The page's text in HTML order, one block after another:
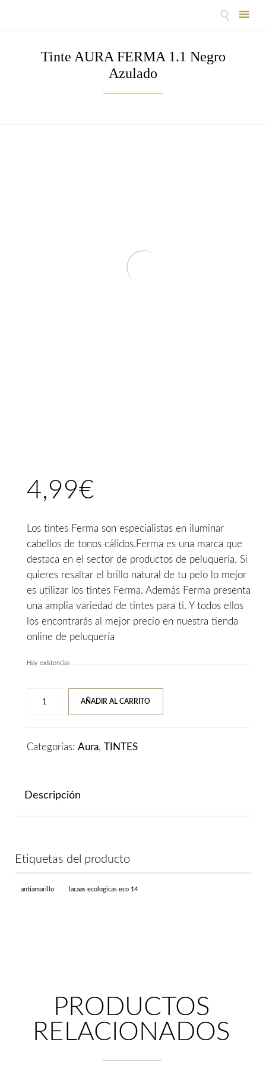

Tinte AURA FERMA 1.1 Negro
Azulado
4,99€
Los tintes Ferma son especialistas en iluminar
cabellos de tonos cálidos.Ferma es una marca que
destaca en el sector de productos de peluquería. Si
quieres resaltar el brillo natural de tu pelo lo mejor
es utilizar los tintes Ferma. Además Ferma presenta
una amplia variedad de tintes para ti. Y todos ellos
los encontrarás al mejor precio en nuestra tienda
online de peluquería
Hay existencias
1.1
AÑADIR AL CARRITO
Categorías: Aura, TINTES
Descripción
Etiquetas del producto
antiamarillo lacaas ecologicas eco 14
PRODUCTOS
RELACIONADOS